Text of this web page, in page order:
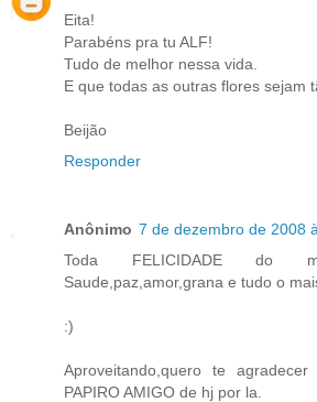
Eita!
Parabéns pra tu ALF!
Tudo de melhor nessa vida.
E que todas as outras flores sejam
Beijão
Responder
Anônimo 7 de dezembro de 2008
Toda FELICIDADE do
Saude,paz,amor,grana e tudo o
:)
Aproveitando,quero te
PAPIRO AMIGO de hj por la.